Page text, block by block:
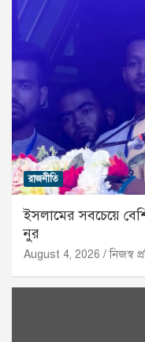
রাজনীতি
ইসলামের সবচেয়ে
নুর
August 4, 2026 নিজস্ব